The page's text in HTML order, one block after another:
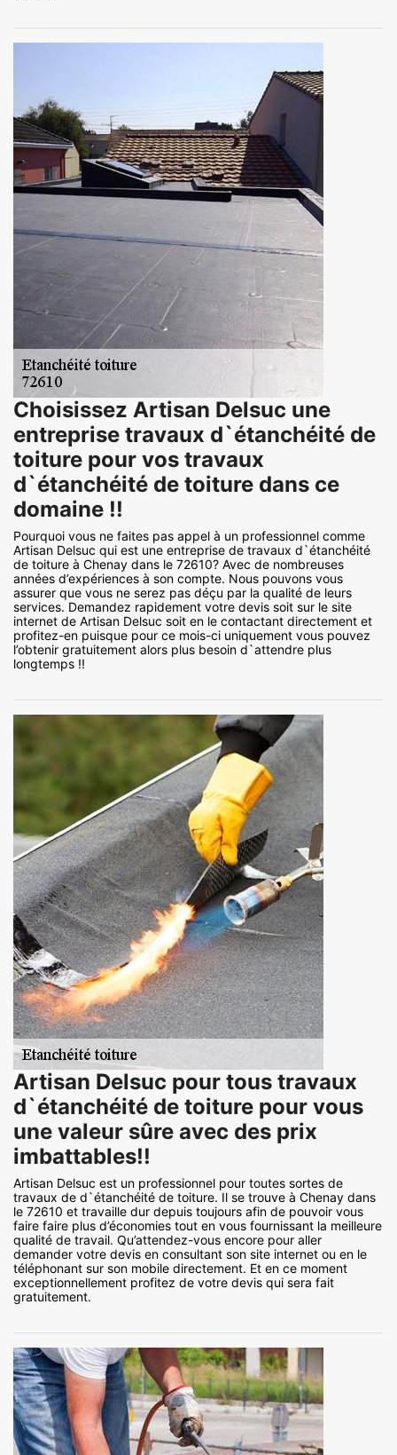
Choisissez Artisan Delsuc une
entreprise travaux d`étanchéité de
toiture pour vos travaux
d`étanchéité de toiture dans ce
domaine !!
Pourquoi vous ne faites pas appel à un professionnel comme
Artisan Delsuc qui est une entreprise de travaux d`étanchéité
de toiture à Chenay dans le 72610? Avec de nombreuses
années d’expériences à son compte. Nous pouvons vous
assurer que vous ne serez pas déçu par la qualité de leurs
services. Demandez rapidement votre devis soit sur le site
internet de Artisan Delsuc soit en le contactant directement et
profitez-en puisque pour ce mois-ci uniquement vous pouvez
l’obtenir gratuitement alors plus besoin d`attendre plus
longtemps !!
Artisan Delsuc pour tous travaux
d`étanchéité de toiture pour vous
une valeur sûre avec des prix
imbattables!!
Artisan Delsuc est un professionnel pour toutes sortes de
travaux de d`étanchéité de toiture. Il se trouve à Chenay dans
le 72610 et travaille dur depuis toujours afin de pouvoir vous
faire faire plus d’économies tout en vous fournissant la meilleure
qualité de travail. Qu’attendez-vous encore pour aller
demander votre devis en consultant son site internet ou en le
téléphonant sur son mobile directement. Et en ce moment
exceptionnellement profitez de votre devis qui sera fait
gratuitement.